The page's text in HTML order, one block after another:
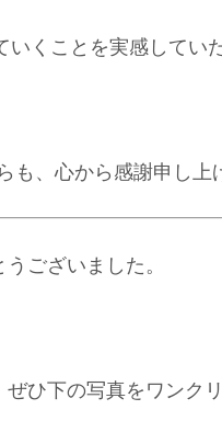
くことを実感してい
、心から感謝申し上
ございました。
ひ下の写真をワンク